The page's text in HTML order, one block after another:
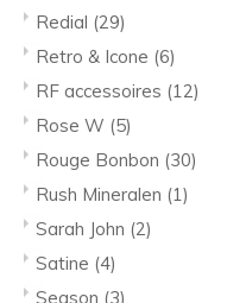
Redial (29)
Retro & Icone (6)
RF accessoires (12)
Rose W (5)
Rouge Bonbon (30)
Rush Mineralen (1)
Sarah John (2)
Satine (4)
Season (3)